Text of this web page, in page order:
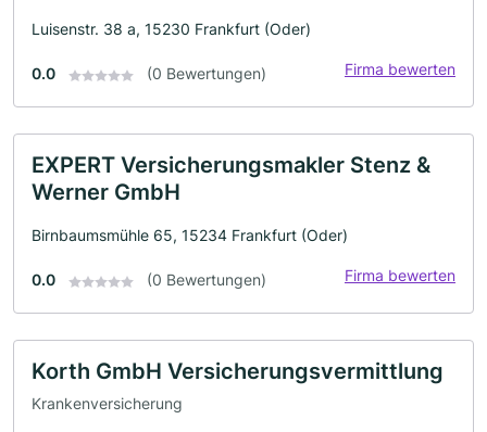
Luisenstr. 38 a, 15230 Frankfurt (Oder)
0.0 (0 Bewertungen) Firma bewerten
EXPERT Versicherungsmakler Stenz &
Werner GmbH
Birnbaumsmühle 65, 15234 Frankfurt (Oder)
0.0 (0 Bewertungen) Firma bewerten
Korth GmbH Versicherungsvermittlung
Krankenversicherung